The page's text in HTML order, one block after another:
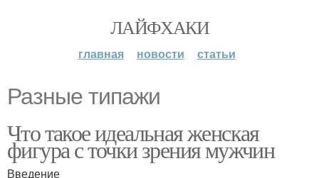
ЛАЙФХАКИ
главная новости статьи
Разные типажи
Что такое идеальная женская
фигура с точки зрения мужчин
Введение